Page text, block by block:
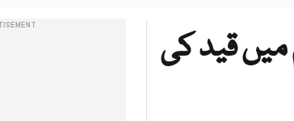
میں قید کی